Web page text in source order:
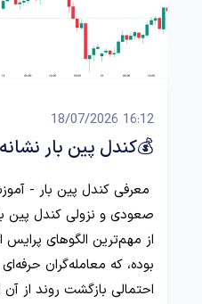
16:12 18/07/2026
💰کندل پین بار
بوده، که معامله‌گران
احتمالی بازگشت روند از